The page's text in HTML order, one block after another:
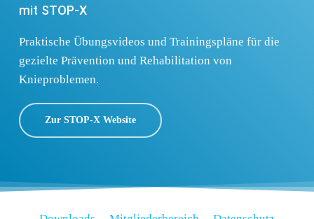
mit STOP-X
Praktische Übungsvideos und Trainingspläne für die
gezielte Prävention und Rehabilitation von
Knieproblemen.
Zur STOP-X Website